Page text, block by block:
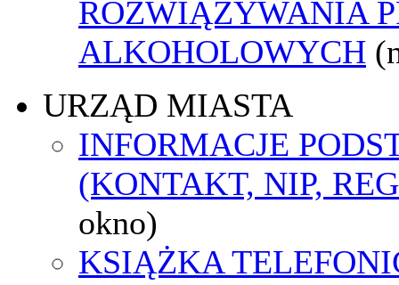
ROZWIĄZYWANIA
ALKOHOLOWYCH
URZĄD MIASTA
INFORMACJE
(KONTAKT, NIP,
okno)
KSIĄŻKA